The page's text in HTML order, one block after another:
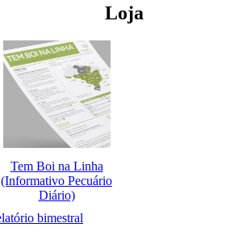
Loja
Tem Boi na Linha
(Informativo Pecuário
Diário)